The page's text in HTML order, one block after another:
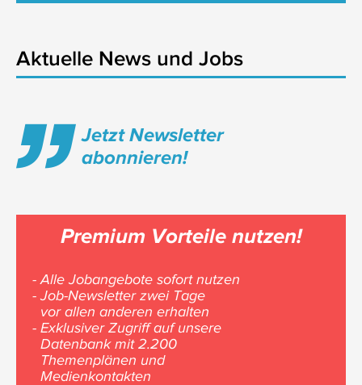
Aktuelle News und Jobs
Jetzt Newsletter
abonnieren!
Premium Vorteile nutzen!
- Alle Jobangebote sofort nutzen
- Job-Newsletter zwei Tage
vor allen anderen erhalten
- Exklusiver Zugriff auf unsere
Datenbank mit 2.200
Themenplänen und
Medienkontakten